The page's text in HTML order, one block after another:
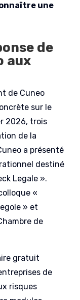
une
de
aux
de Cuneo
sur le
2026, trois
de la
a présenté
destiné
Legale ».
«
» et
de
gratuit
de
risques